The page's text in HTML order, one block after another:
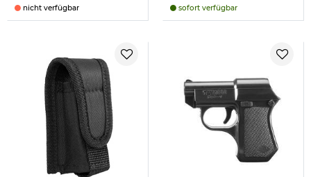
nicht verfügbar sofort verfügbar